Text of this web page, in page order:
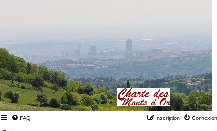
FAQ Connexion
Inscription